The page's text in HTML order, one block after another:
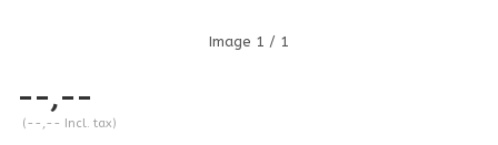
Image 1 / 1
--,--
(--,-- Incl. tax)